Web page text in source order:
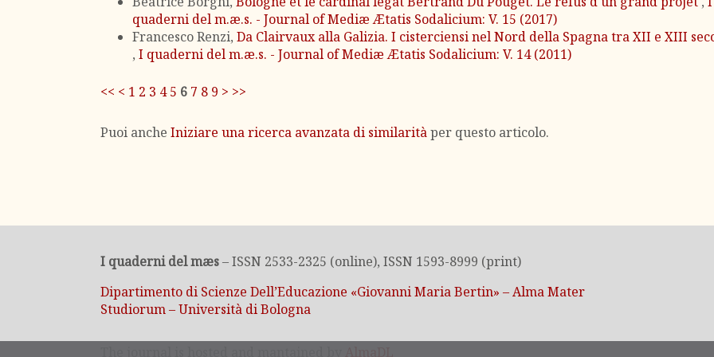
quaderni del m.æ.s. - Journal of Mediæ Ætatis Sodalicium: V. 15 (2017)
Francesco Renzi,Da Clairvaux alla Galizia. I cisterciensi nel Nord della Spagna tra XII e XIII
,I quaderni del m.æ.s. - Journal of Mediæ Ætatis Sodalicium: V. 14 (2011)
<< < 1 2 3 4 5 6 7 8 9 > >>
Puoi ancheIniziare una ricerca avanzata di similaritàper questo articolo.
I quaderni del mæs– ISSN 2533-2325 (online), ISSN 1593-8999 (print)
Dipartimento di Scienze Dell’Educazione «Giovanni Maria Bertin» – Alma Mater
Studiorum – Università di Bologna